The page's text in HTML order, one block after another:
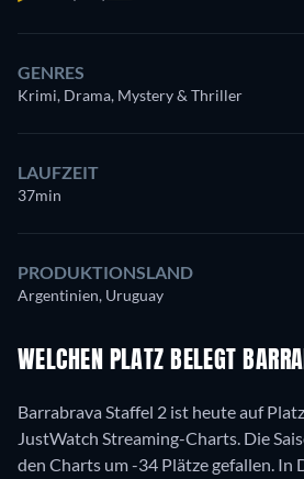
GENRES
Krimi, Drama, Mystery & Thriller
LAUFZEIT
37min
PRODUKTIONSLAND
Argentinien, Uruguay
WELCHEN PLATZ BELEGT
Barrabrava Staffel 2 ist heute auf
JustWatch Streaming-Charts. Die
den Charts um -34 Plätze gefallen. In